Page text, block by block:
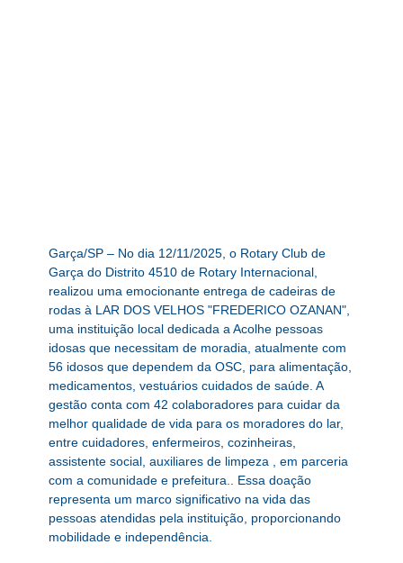
Garça/SP – No dia 12/11/2025, o Rotary Club de
Garça do Distrito 4510 de Rotary Internacional,
realizou uma emocionante entrega de cadeiras de
rodas à LAR DOS VELHOS "FREDERICO OZANAN",
uma instituição local dedicada a Acolhe pessoas
idosas que necessitam de moradia, atualmente com
56 idosos que dependem da OSC, para alimentação,
medicamentos, vestuários cuidados de saúde. A
gestão conta com 42 colaboradores para cuidar da
melhor qualidade de vida para os moradores do lar,
entre cuidadores, enfermeiros, cozinheiras,
assistente social, auxiliares de limpeza , em parceria
com a comunidade e prefeitura.. Essa doação
representa um marco significativo na vida das
pessoas atendidas pela instituição, proporcionando
mobilidade e independência.